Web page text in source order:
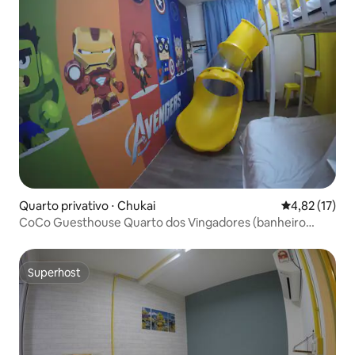
Quarto privativo ⋅ Chukai 4,82 de uma
4,82 (17)
CoCo Guesthouse Quarto dos Vingadores (banheiro
Superhost
Superhost